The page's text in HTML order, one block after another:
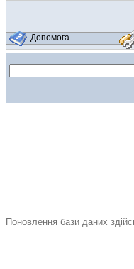
Допомога
Поновлення бази даних